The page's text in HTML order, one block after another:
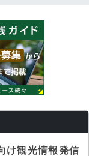
け観光情報発信